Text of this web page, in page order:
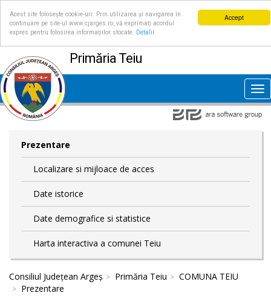
Accept
Acest site folosește cookie-uri. Prin utilizarea și navigarea în
continuare pe site-ul www.cjarges.ro, vă exprimați acordul
expres pentru folosirea informațiilor stocate.
Detalii
Primăria Teiu
Prezentare
Localizare si mijloace de acces
Date istorice
Date demografice si statistice
Harta interactiva a comunei Teiu
Consiliul Județean Argeș Primăria Teiu
COMUNA TEIU
Prezentare